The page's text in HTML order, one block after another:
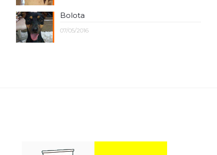
Bolota
07/05/2016